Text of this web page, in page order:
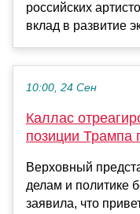
российских
вклад в развитие
10:00, 24 Сен
Каллас
позиции Трампа
Верховный
делам и политике
заявила, что